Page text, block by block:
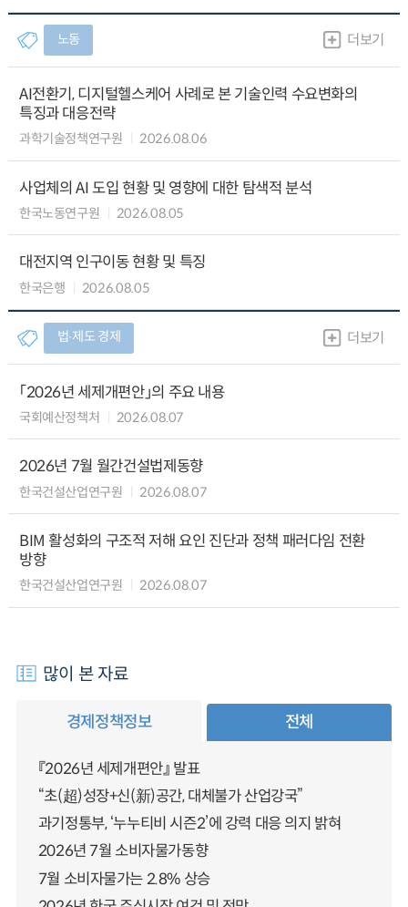
노동 더보기
AI전환기, 디지털헬스케어 사례로 본 기술인력 수요변화의
특징과 대응전략
과학기술정책연구원 2026.08.06
사업체의 AI 도입 현황 및 영향에 대한 탐색적 분석
한국노동연구원 2026.08.05
대전지역 인구이동 현황 및 특징
한국은행 2026.08.05
법∙제도 경제 더보기
「2026년 세제개편안」의 주요 내용
국회예산정책처 2026.08.07
2026년 7월 월간건설법제동향
한국건설산업연구원 2026.08.07
BIM 활성화의 구조적 저해 요인 진단과 정책 패러다임 전환
방향
한국건설산업연구원 2026.08.07
많이 본 자료
경제정책정보 전체
『2026년 세제개편안』 발표
“초(超)성장+신(新)공간, 대체불가 산업강국”
과기정통부, ‘누누티비 시즌2’에 강력 대응 의지 밝혀
2026년 7월 소비자물가동향
7월 소비자물가는 2.8% 상승